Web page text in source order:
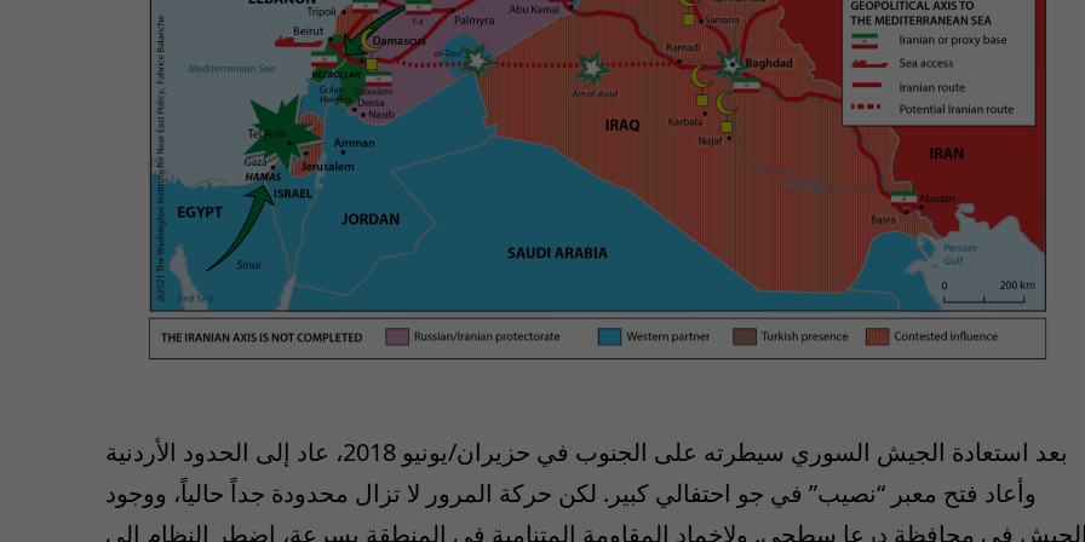
بعد استعادة الجيش السوري سيطرته على الجنوب في حزيران/يونيو 2018، عاد إلى الحدود الأردنية
وأعاد فتح معبر “نصيب” في جو احتفالي كبير. لكن حركة المرور لا تزال محدودة جداً حالياً، ووجود
في محافظة درعا سطحي. ولإخماد المقاومة المتنامية في المنطقة بسرعة، اضطر النظام إلى